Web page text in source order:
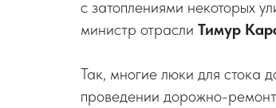
с затоплениями некоторых
министр отрасли Тимур
Так, многие люки для стока
проведении дорожно-